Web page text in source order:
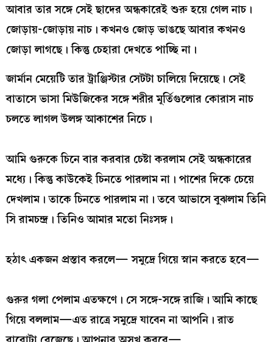
আবার তার সঙ্গে সেই ছাদের অন্ধকারেই শুরু হয়ে গেল নাচ।
জোড়ায়-জোড়ায় নাচ। কখনও জোড় ভাঙছে আবার কখনও
জোড়া লাগছে। কিন্তু চেহারা দেখতে পাচ্ছি না।
জার্মান মেয়েটি তার ট্রাঞ্জিস্টার সেটটা চালিয়ে দিয়েছে। সেই
বাতাসে ভাসা মিউজিকের সঙ্গে শরীর মূর্তিগুলোর কোরাস নাচ
চলতে লাগল উলঙ্গ আকাশের নিচে।
আমি গুরুকে চিনে বার করবার চেষ্টা করলাম সেই অন্ধকারের
মধ্যে। কিন্তু কাউকেই চিনতে পারলাম না। পাশের দিকে চেয়ে
দেখলাম। তাকে চিনতে পারলাম না। তবে আভাসে বুঝলাম তিনি
সি রামচন্দ্র। তিনিও আমার মতো নিঃসঙ্গ।
হঠাৎ একজন প্রস্তাব করলে— সমুদ্রে গিয়ে স্নান করতে হবে—
গুরুর গলা পেলাম এতক্ষণে। সে সঙ্গে-সঙ্গে রাজি। আমি কাছে
গিয়ে বললাম—এত রাত্রে সমুদ্রে যাবেন না আপনি। রাত